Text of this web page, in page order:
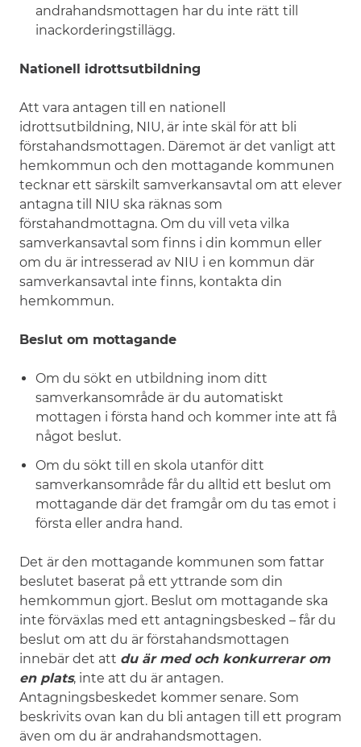
andrahandsmottagen har du inte rätt till
inackorderingstillägg.
Nationell idrottsutbildning
Att vara antagen till en nationell
idrottsutbildning, NIU, är inte skäl för att bli
förstahandsmottagen. Däremot är det vanligt att
hemkommun och den mottagande kommunen
tecknar ett särskilt samverkansavtal om att elever
antagna till NIU ska räknas som
förstahandmottagna. Om du vill veta vilka
samverkansavtal som finns i din kommun eller
om du är intresserad av NIU i en kommun där
samverkansavtal inte finns, kontakta din
hemkommun.
Beslut om mottagande
Om du sökt en utbildning inom ditt
samverkansområde är du automatiskt
mottagen i första hand och kommer inte att få
något beslut.
Om du sökt till en skola utanför ditt
samverkansområde får du alltid ett beslut om
mottagande där det framgår om du tas emot i
första eller andra hand.
Det är den mottagande kommunen som fattar
beslutet baserat på ett yttrande som din
hemkommun gjort. Beslut om mottagande ska
inte förväxlas med ett antagningsbesked – får du
beslut om att du är förstahandsmottagen
innebär det att du är med och konkurrerar om
en plats, inte att du är antagen.
Antagningsbeskedet kommer senare. Som
beskrivits ovan kan du bli antagen till ett program
även om du är andrahandsmottagen.